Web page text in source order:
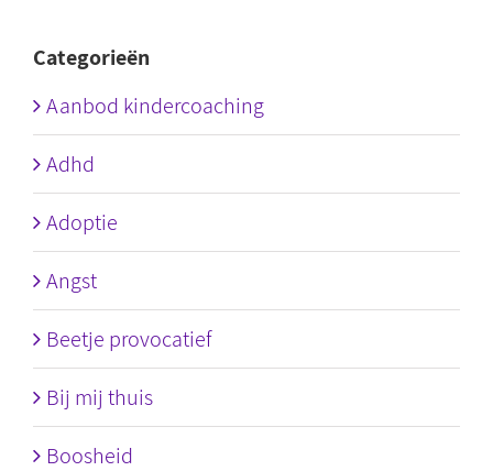
Categorieën
Aanbod kindercoaching
Adhd
Adoptie
Angst
Beetje provocatief
Bij mij thuis
Boosheid